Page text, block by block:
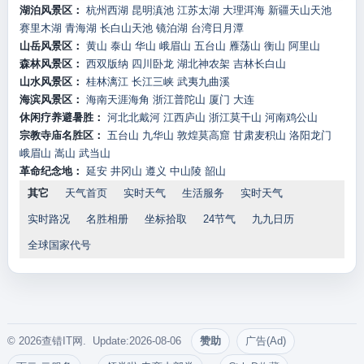
湖泊风景区： 杭州西湖 昆明滇池 江苏太湖 大理洱海 新疆天山天池
赛里木湖 青海湖 长白山天池 镜泊湖 台湾日月潭
山岳风景区： 黄山 泰山 华山 峨眉山 五台山 雁荡山 衡山 阿里山
森林风景区： 西双版纳 四川卧龙 湖北神农架 吉林长白山
山水风景区： 桂林漓江 长江三峡 武夷九曲溪
海滨风景区： 海南天涯海角 浙江普陀山 厦门 大连
休闲疗养避暑胜： 河北北戴河 江西庐山 浙江莫干山 河南鸡公山
宗教寺庙名胜区： 五台山 九华山 敦煌莫高窟 甘肃麦积山 洛阳龙门
峨眉山 嵩山 武当山
革命纪念地： 延安 井冈山 遵义 中山陵 韶山
其它
天气首页 实时天气 生活服务 实时天气
实时路况 名胜相册 坐标拾取 24节气 九九日历
全球国家代号
© 2026查错IT网. Update:2026-08-06 赞助 广告(Ad)